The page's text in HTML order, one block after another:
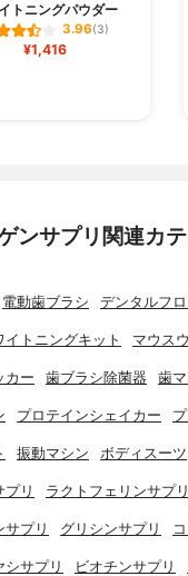
トニングパウダー
3.96(3)
¥1,416
ンサプリ関連カ
電動歯ブラシ デンタルフロ
イトニングキット マウス
カー 歯ブラシ除菌器 歯
プロテインシェイカー
振動マシン ボディスーツ
プリ ラクトフェリンサプリ
サプリ グリシンサプリ
シサプリ ビオチンサプリ